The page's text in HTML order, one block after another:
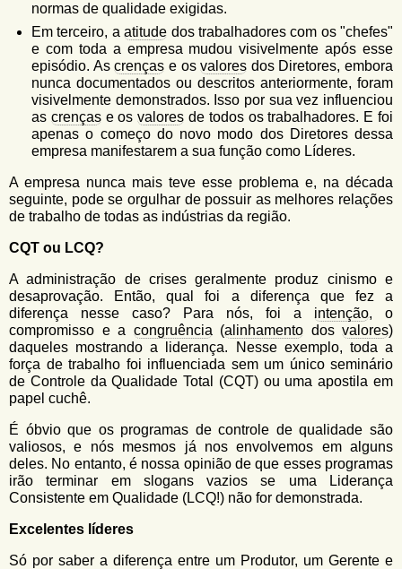
normas de qualidade exigidas.
Em terceiro, aatitude dos trabalhadores com os "chefes"
e com toda a empresa mudou visivelmente após esse
episódio. Ascrenças e osvalores dos Diretores, embora
nunca documentados ou descritos anteriormente, foram
visivelmente demonstrados. Isso por sua vez influenciou
as crençase osvalores de todos os trabalhadores. E foi
apenas o começo do novo modo dos Diretores dessa
empresa manifestarem a sua função como Líderes.
A empresa nunca mais teve esse problema e, na década
seguinte, pode se orgulhar de possuir as melhores relações
de trabalho de todas as indústrias da região.
CQT ou LCQ?
A administração de crises geralmente produz cinismo e
desaprovação. Então, qual foi a diferença que fez a
diferença nesse caso? Para nós, foi a intenção, o
compromisso e a congruência(alinhamento dos valores)
daqueles mostrando a liderança. Nesse exemplo, toda a
força de trabalho foi influenciada sem um único seminário
de Controle da Qualidade Total (CQT) ou uma apostila em
papel cuchê.
É óbvio que os programas de controle de qualidade são
valiosos, e nós mesmos já nos envolvemos em alguns
deles. No entanto, é nossa opinião de que esses programas
irão terminar em slogans vazios se uma Liderança
Consistente em Qualidade (LCQ!) não for demonstrada.
Excelentes líderes
Só por saber a diferença entre um Produtor, um Gerente e